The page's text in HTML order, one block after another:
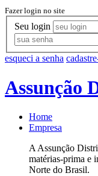
Fazer login no site
Seu login
esqueci a senha
Assunção
Home
Empresa
A Assunção
matérias-prima e
Norte do Brasil.